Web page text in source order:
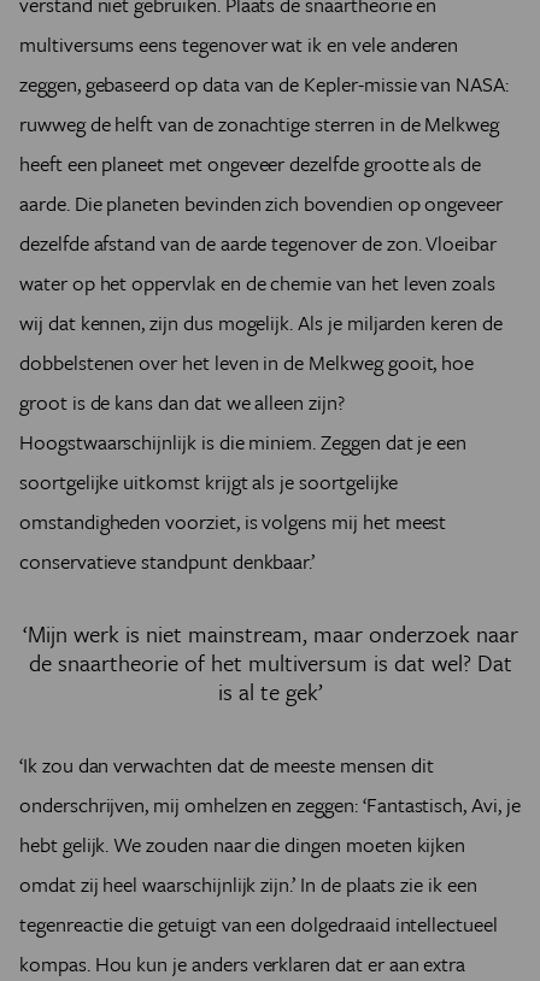
multiversums eens tegenover wat ik en vele anderen
zeggen, gebaseerd op data van de Kepler-missie van NASA:
ruwweg de helft van de zonachtige sterren in de Melkweg
heeft een planeet met ongeveer dezelfde grootte als de
aarde. Die planeten bevinden zich bovendien op ongeveer
dezelfde afstand van de aarde tegenover de zon. Vloeibar
water op het oppervlak en de chemie van het leven zoals
wij dat kennen, zijn dus mogelijk. Als je miljarden keren de
dobbelstenen over het leven in de Melkweg gooit, hoe
groot is de kans dan dat we alleen zijn?
Hoogstwaarschijnlijk is die miniem. Zeggen dat je een
soortgelijke uitkomst krijgt als je soortgelijke
omstandigheden voorziet, is volgens mij het meest
conservatieve standpunt denkbaar.’
‘Mijn werk is niet mainstream, maar onderzoek naar
de snaartheorie of het multiversum is dat wel? Dat
is al te gek’
‘Ik zou dan verwachten dat de meeste mensen dit
onderschrijven, mij omhelzen en zeggen: ‘Fantastisch, Avi, je
hebt gelijk. We zouden naar die dingen moeten kijken
omdat zij heel waarschijnlijk zijn.’ In de plaats zie ik een
tegenreactie die getuigt van een dolgedraaid intellectueel
kompas. Hou kun je anders verklaren dat er aan extra